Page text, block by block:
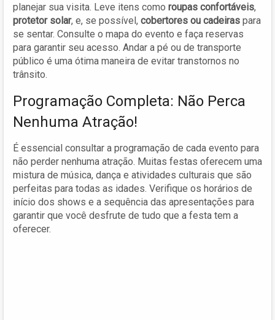
planejar sua visita. Leve itens como roupas confortáveis,
protetor solar, e, se possível, cobertores ou cadeiras para
se sentar. Consulte o mapa do evento e faça reservas
para garantir seu acesso. Andar a pé ou de transporte
público é uma ótima maneira de evitar transtornos no
trânsito.
Programação Completa: Não Perca
Nenhuma Atração!
É essencial consultar a programação de cada evento para
não perder nenhuma atração. Muitas festas oferecem uma
mistura de música, dança e atividades culturais que são
perfeitas para todas as idades. Verifique os horários de
início dos shows e a sequência das apresentações para
garantir que você desfrute de tudo que a festa tem a
oferecer.